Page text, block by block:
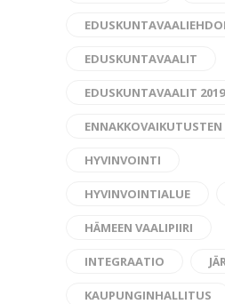
EDUSKUNTAVAALIT
EDUSKUNTAVAALIT 2019
HYVINVOINTI
HYVINVOINTIALUE
HÄMEEN VAALIPIIRI
INTEGRAATIO
KAUPUNGINHALLITUS